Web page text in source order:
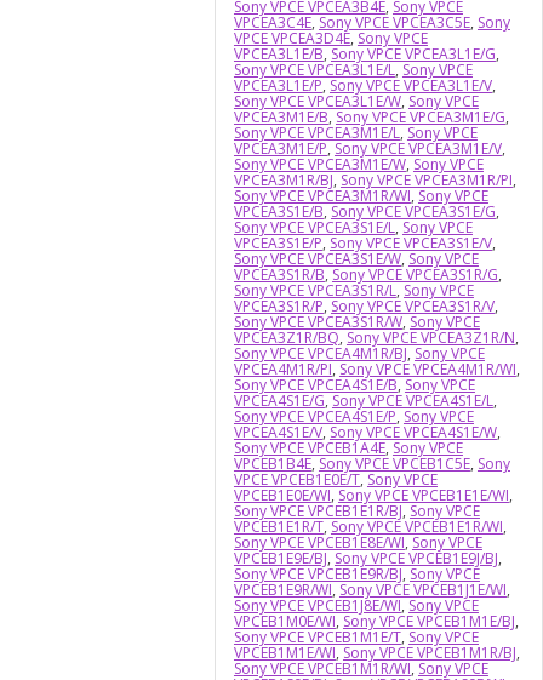
Sony VPCE VPCEA3B4E, Sony VPCE
VPCEA3C4E, Sony VPCE VPCEA3C5E, Sony
VPCE VPCEA3D4E, Sony VPCE
VPCEA3L1E/B, Sony VPCE VPCEA3L1E/G,
Sony VPCE VPCEA3L1E/L, Sony VPCE
VPCEA3L1E/P, Sony VPCE VPCEA3L1E/V,
Sony VPCE VPCEA3L1E/W, Sony VPCE
VPCEA3M1E/B, Sony VPCE VPCEA3M1E/G,
Sony VPCE VPCEA3M1E/L, Sony VPCE
VPCEA3M1E/P, Sony VPCE VPCEA3M1E/V,
Sony VPCE VPCEA3M1E/W, Sony VPCE
VPCEA3M1R/BJ, Sony VPCE VPCEA3M1R/PI,
Sony VPCE VPCEA3M1R/WI, Sony VPCE
VPCEA3S1E/B, Sony VPCE VPCEA3S1E/G,
Sony VPCE VPCEA3S1E/L, Sony VPCE
VPCEA3S1E/P, Sony VPCE VPCEA3S1E/V,
Sony VPCE VPCEA3S1E/W, Sony VPCE
VPCEA3S1R/B, Sony VPCE VPCEA3S1R/G,
Sony VPCE VPCEA3S1R/L, Sony VPCE
VPCEA3S1R/P, Sony VPCE VPCEA3S1R/V,
Sony VPCE VPCEA3S1R/W, Sony VPCE
VPCEA3Z1R/BQ, Sony VPCE VPCEA3Z1R/N,
Sony VPCE VPCEA4M1R/BJ, Sony VPCE
VPCEA4M1R/PI, Sony VPCE VPCEA4M1R/WI,
Sony VPCE VPCEA4S1E/B, Sony VPCE
VPCEA4S1E/G, Sony VPCE VPCEA4S1E/L,
Sony VPCE VPCEA4S1E/P, Sony VPCE
VPCEA4S1E/V, Sony VPCE VPCEA4S1E/W,
Sony VPCE VPCEB1A4E, Sony VPCE
VPCEB1B4E, Sony VPCE VPCEB1C5E, Sony
VPCE VPCEB1E0E/T, Sony VPCE
VPCEB1E0E/WI, Sony VPCE VPCEB1E1E/WI,
Sony VPCE VPCEB1E1R/BJ, Sony VPCE
VPCEB1E1R/T, Sony VPCE VPCEB1E1R/WI,
Sony VPCE VPCEB1E8E/WI, Sony VPCE
VPCEB1E9E/BJ, Sony VPCE VPCEB1E9J/BJ,
Sony VPCE VPCEB1E9R/BJ, Sony VPCE
VPCEB1E9R/WI, Sony VPCE VPCEB1J1E/WI,
Sony VPCE VPCEB1J8E/WI, Sony VPCE
VPCEB1M0E/WI, Sony VPCE VPCEB1M1E/BJ,
Sony VPCE VPCEB1M1E/T, Sony VPCE
VPCEB1M1E/WI, Sony VPCE VPCEB1M1R/BJ,
Sony VPCE VPCEB1M1R/WI, Sony VPCE